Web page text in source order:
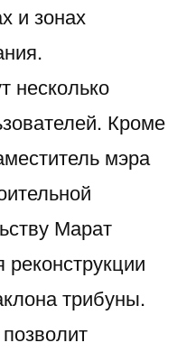
и зонах
несколько
Кроме
мэра
Марат
трибуны.